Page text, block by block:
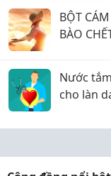
BỘT
BÀO
Nước
cho làn